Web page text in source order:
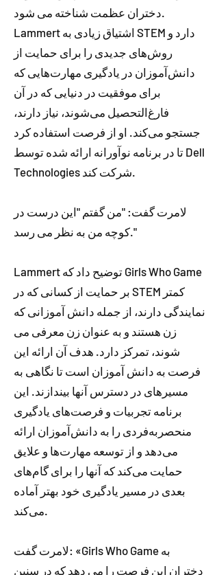
دختران عظمت شناخته می شود.
Lammert اشتیاق زیادی به STEM دارد و
روش‌های جدیدی را برای حمایت از
دانش‌آموزان در یادگیری مهارت‌هایی که
برای موفقیت در دنیایی که در آن
فارغ‌التحصیل می‌شوند، نیاز دارند،
جستجو می‌کند. او از فرصت استفاده کرد
تا در برنامه نوآورانه ارائه شده توسط Dell
Technologies شرکت کند.
لامرت گفت: "من گفتم "این درست در
کوچه من به نظر می رسد."
Lammert توضیح داد که Girls Who Game
بر حمایت از کسانی که در STEM کمتر
نمایندگی دارند، از جمله دانش آموزانی که
زن هستند و به عنوان زن معرفی می
شوند، تمرکز دارد. هدف آن ارائه این
فرصت به دانش آموزان است تا نگاهی به
مسیرهای در دسترس آنها بیندازند. این
برنامه تجربیات و فرصت‌های یادگیری
منحصربه‌فردی را به دانش‌آموزان ارائه
می‌دهد و از توسعه مهارت‌ها و علایق
حمایت می‌کند که آنها را برای گام‌های
بعدی در مسیر یادگیری خود بهتر آماده
می‌کند.
لامرت گفت: «Girls Who Game به
دختران این فرصت را می دهد که در سنین